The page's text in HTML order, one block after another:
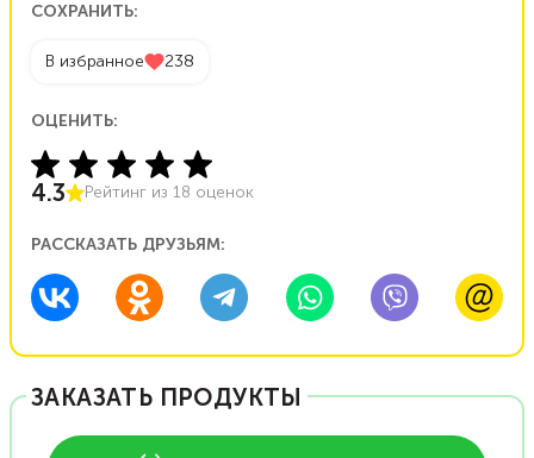
СОХРАНИТЬ:
В избранное 238
ОЦЕНИТЬ:
4.3 Рейтинг из 18 оценок
РАССКАЗАТЬ ДРУЗЬЯМ:
ЗАКАЗАТЬ ПРОДУКТЫ